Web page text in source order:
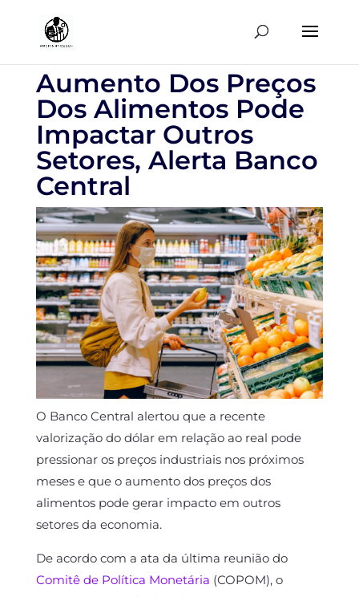
Aumento Dos Preços
Dos Alimentos Pode
Impactar Outros
Setores, Alerta Banco
Central
O Banco Central alertou que a recente
valorização do dólar em relação ao real pode
pressionar os preços industriais nos próximos
meses e que o aumento dos preços dos
alimentos pode gerar impacto em outros
setores da economia.
De acordo com a ata da última reunião do
Comitê de Política Monetária (COPOM), o